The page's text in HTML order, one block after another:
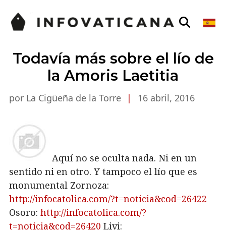
Todavía más sobre el lío de
la Amoris Laetitia
por La Cigüeña de la Torre | 16 abril, 2016
Aquí no se oculta nada. Ni en un
sentido ni en otro. Y tampoco el lío que es
monumental Zornoza:
http://infocatolica.com/?t=noticia&cod=26422
Osoro: http://infocatolica.com/?
t=noticia&cod=26420 Livi: